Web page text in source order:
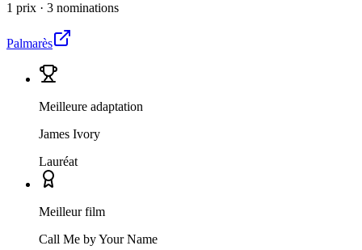
1 prix · 3 nominations
Palmarès
Meilleure adaptation
James Ivory
Lauréat
Meilleur film
Call Me by Your Name